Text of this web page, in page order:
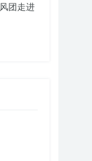
团走进